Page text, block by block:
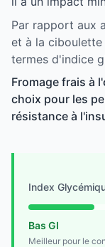
Par rapport aux
et à la ciboulette
termes d'indice
Fromage frais à
choix pour les
résistance à
Index
Bas GI
Meilleur pour le